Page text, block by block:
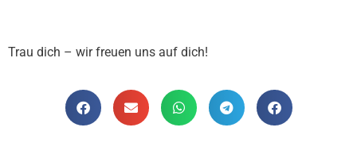
Trau dich – wir freuen uns auf dich!